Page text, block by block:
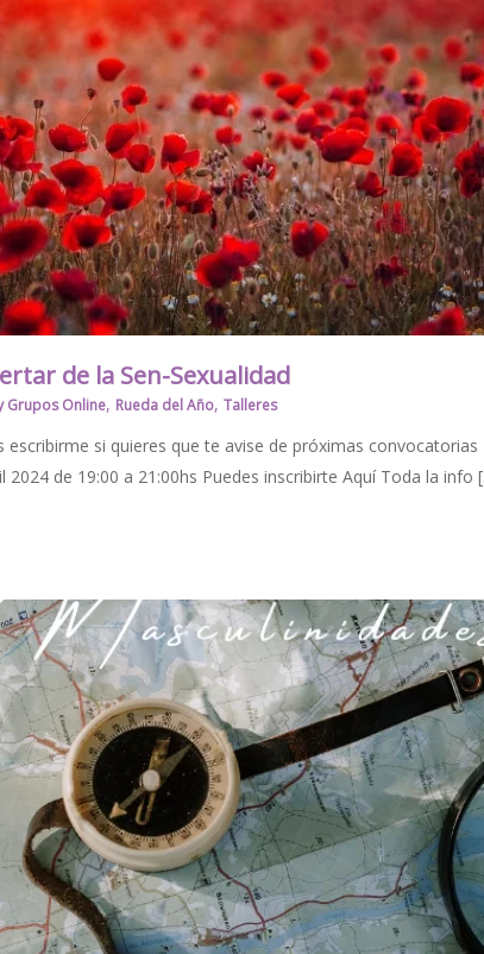
de la Sen-Sexualidad
Grupos Online, Rueda del Año, Talleres
escribirme si quieres que te avise de próximas
2024 de 19:00 a 21:00hs Puedes inscribirte Aquí Toda la info